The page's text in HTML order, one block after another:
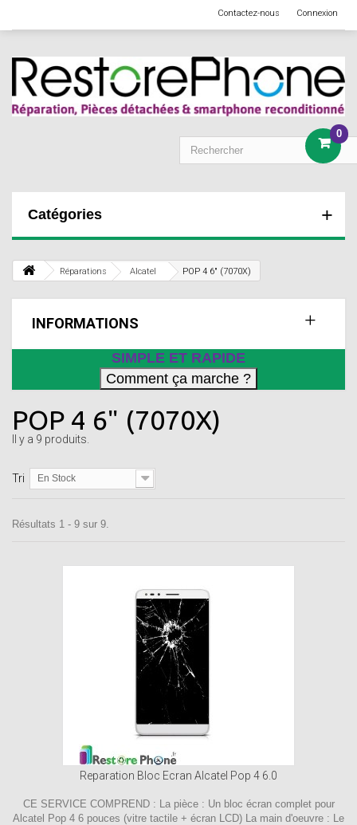
Connexion
Contactez-nous
0
Catégories
Réparations Alcatel POP 4 6" (7070X)
INFORMATIONS
SIMPLE ET RAPIDE
POP 4 6" (7070X)
Il y a 9 produits.
Tri En Stock
Résultats 1 - 9 sur 9.
Reparation Bloc Ecran Alcatel Pop 4 6.0
CE SERVICE COMPREND : La pièce : Un bloc écran complet pour
Alcatel Pop 4 6 pouces (vitre tactile + écran LCD) La main d'oeuvre : Le